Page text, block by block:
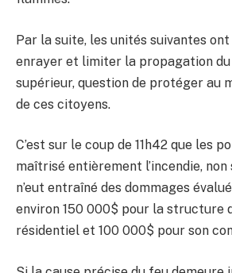
Par la suite, les unités suivantes
enrayer et limiter la propagation du
supérieur, question de protéger au
de ces citoyens.
C’est sur le coup de 11h42 que les
maîtrisé entièrement l’incendie,
n’eut entraîné des dommages
environ 150 000$ pour la structure
résidentiel et 100 000$ pour son